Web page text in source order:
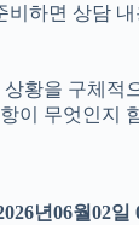
비하면 상담
황을 구체적
이 무엇인지
년06월02일